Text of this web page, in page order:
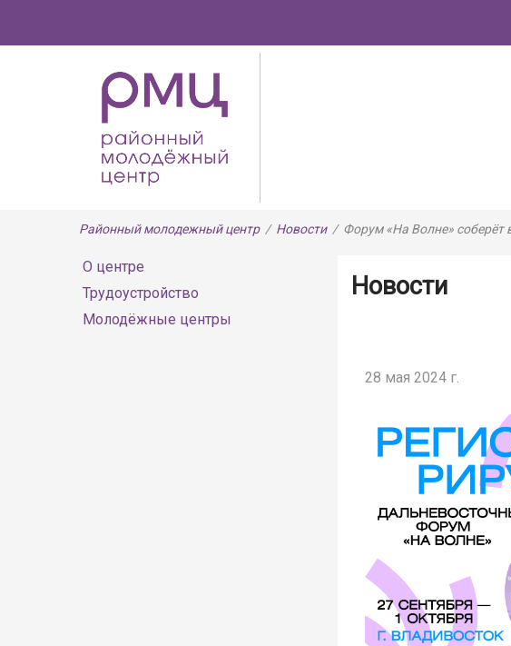
Районный молодежный центр / Новости / Форум «На Волне»
О центре
Трудоустройство
Молодёжные центры
Новости
28 мая 2024 г.